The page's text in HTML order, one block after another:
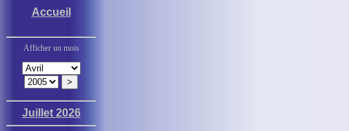
Accueil
Afficher un mois
Juillet 2026